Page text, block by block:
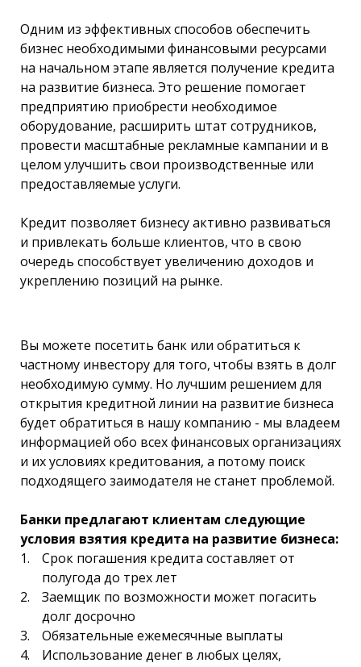
Одним из эффективных способов обеспечить
бизнес необходимыми финансовыми ресурсами
на начальном этапе является получение кредита
на развитие бизнеса. Это решение помогает
предприятию приобрести необходимое
оборудование, расширить штат сотрудников,
провести масштабные рекламные кампании и в
целом улучшить свои производственные или
предоставляемые услуги.
Кредит позволяет бизнесу активно развиваться
и привлекать больше клиентов, что в свою
очередь способствует увеличению доходов и
укреплению позиций на рынке.
Вы можете посетить банк или обратиться к
частному инвестору для того, чтобы взять в долг
необходимую сумму. Но лучшим решением для
открытия кредитной линии на развитие бизнеса
будет обратиться в нашу компанию - мы владеем
информацией обо всех финансовых организациях
и их условиях кредитования, а потому поиск
подходящего заимодателя не станет проблемой.
Банки предлагают клиентам следующие
условия взятия кредита на развитие бизнеса:
Срок погашения кредита составляет от
полугода до трех лет
Заемщик по возможности может погасить
долг досрочно
Обязательные ежемесячные выплаты
Использование денег в любых целях,